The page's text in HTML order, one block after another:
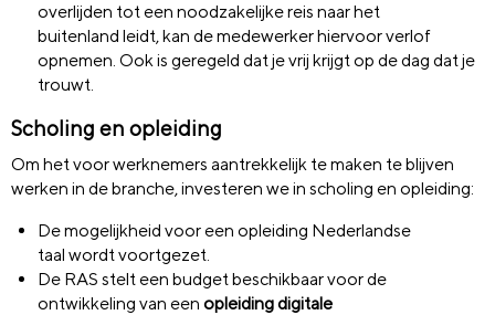
overlijden tot een noodzakelijke reis naar het
buitenland leidt, kan de medewerker hiervoor verlof
opnemen. Ook is geregeld dat je vrij krijgt op de dag dat je
trouwt.
Scholing en opleiding
Om het voor werknemers aantrekkelijk te maken te blijven
werken in de branche, investeren we in scholing en opleiding:
De mogelijkheid voor een opleiding Nederlandse
taal wordt voortgezet.
De RAS stelt een budget beschikbaar voor de
ontwikkeling van een opleiding digitale